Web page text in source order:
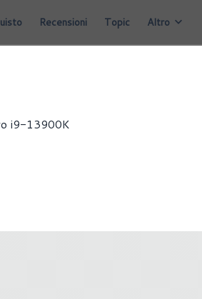
Recensioni Topic Altro
i9-13900K